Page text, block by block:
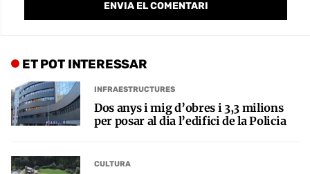
ET POT INTERESSAR
INFRAESTRUCTURES
Dos anys i mig d’obres i 3,3 milions
per posar al dia l’edifici de la Policia
CULTURA